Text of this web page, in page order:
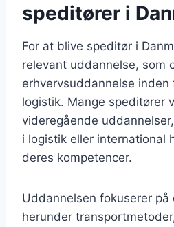
speditører i
For at blive speditør i
relevant uddannelse, som
erhvervsuddannelse
logistik. Mange speditører
videregående
i logistik eller international
deres kompetencer.
Uddannelsen fokuserer
herunder